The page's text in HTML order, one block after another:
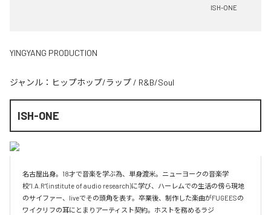
ISH-ONE
YINGYANG PRODUCTION
ジャンル： ヒップホップ/ラップ / R&B/Soul
ISH-ONE
名古屋出身。18才で音楽を学ぶ為、単身渡米。ニューヨークの音楽学
校”I.A.R”(institute of audio research)に学び、ハーレムでの生活の傍ら現地
のサイファー、liveでその頭角を表す。卒業後、制作した楽曲がFUGEESの
ワイクリフの耳にとまりアーティスト契約。ホストを務めるラジ